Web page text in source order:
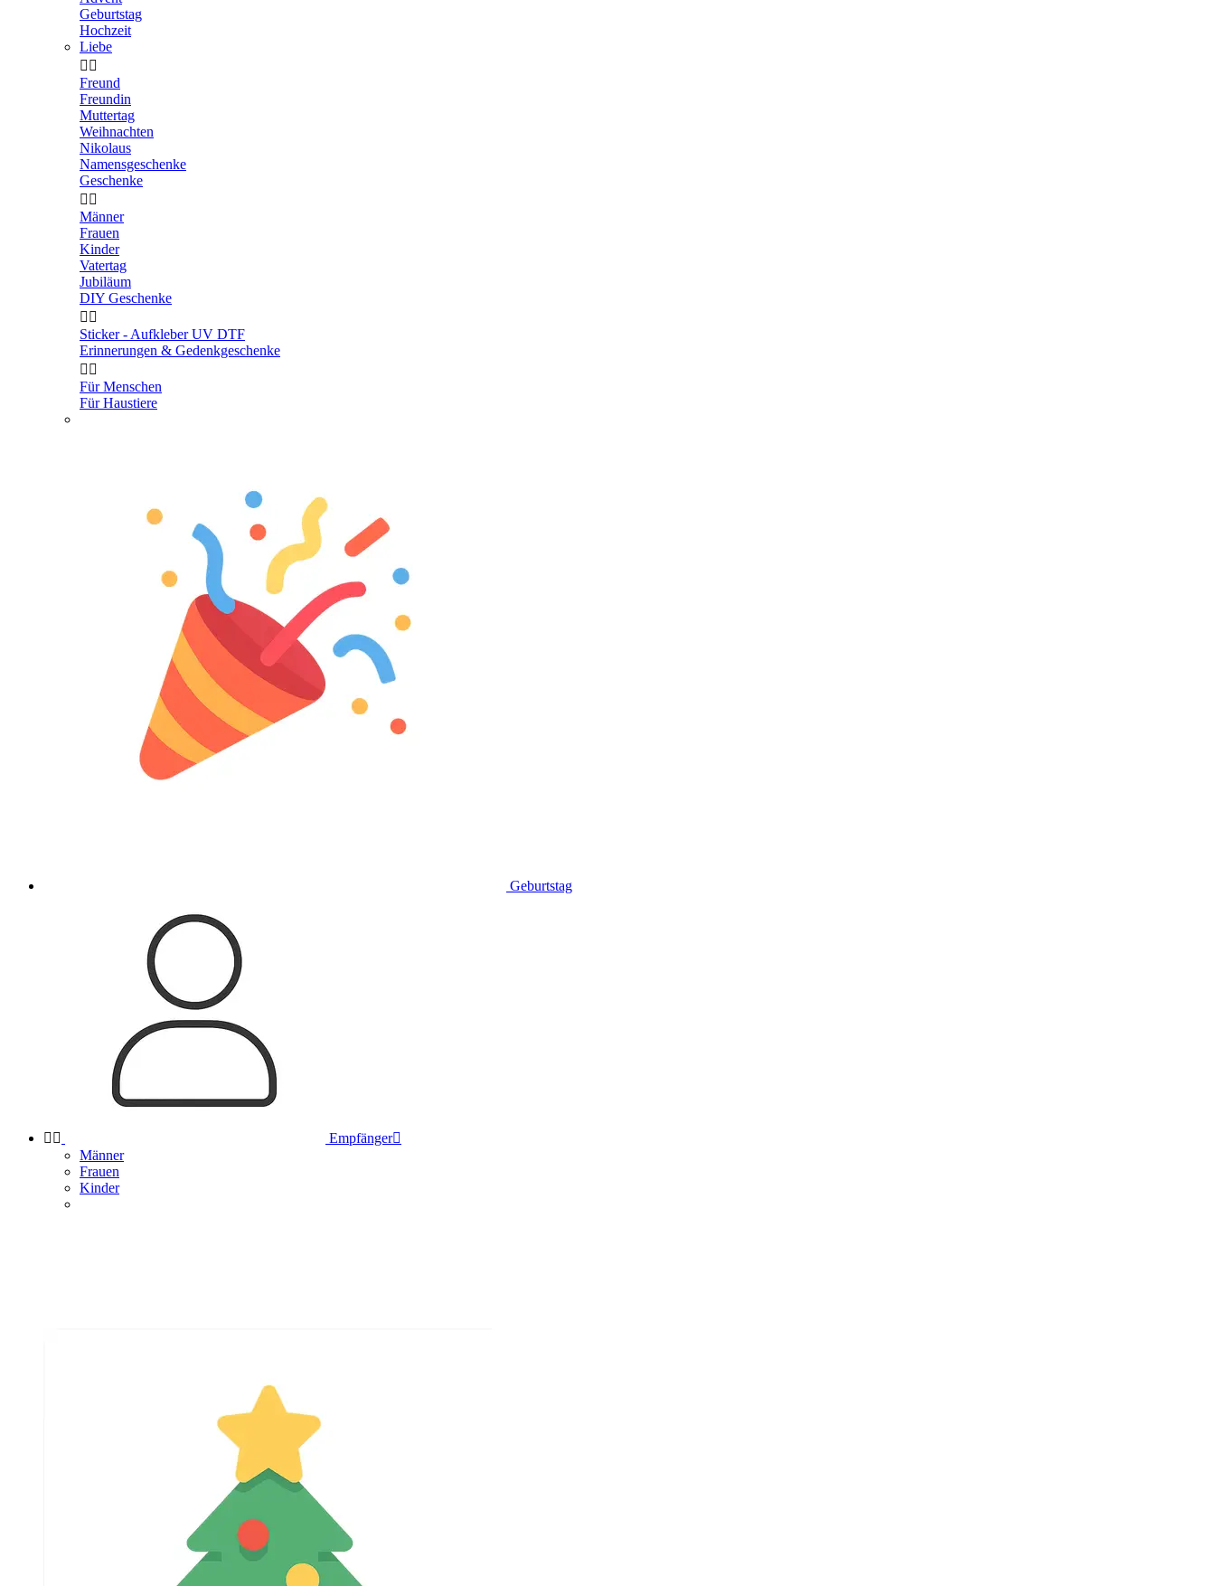
Geburtstag
Hochzeit
Liebe
 
Freund
Freundin
Muttertag
Weihnachten
Nikolaus
Namensgeschenke
Geschenke
 
Männer
Frauen
Kinder
Vatertag
Jubiläum
DIY Geschenke
 
Sticker - Aufkleber UV DTF
Erinnerungen & Gedenkgeschenke
 
Für Menschen
Für Haustiere
Geburtstag
  Empfänger
Männer
Frauen
Kinder